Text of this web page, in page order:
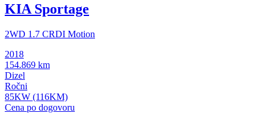
KIA Sportage
2WD 1.7 CRDI Motion
2018
154.869 km
Dizel
Ročni
85KW (116KM)
Cena po dogovoru